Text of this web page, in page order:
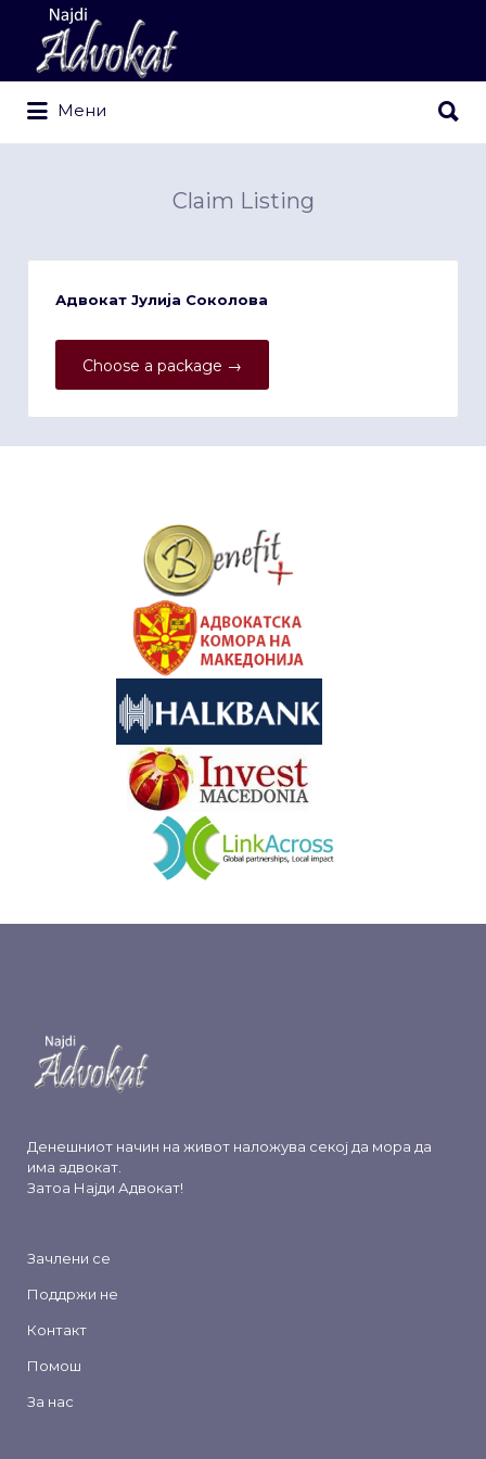
Search
for:
Мени
for:
Claim Listing
Адвокат Јулија Соколова
Денешниот начин на живот наложува секој да мора да
има адвокат.
Затоа Најди Адвокат!
Зачлени се
Поддржи не
Контакт
Помош
За нас